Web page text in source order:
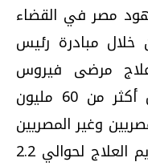
مصر في القضاء
مبادرة رئيس
مرضى فيروس
«سي» والتي أثمرت عن فحص أكثر من 60 مليون
من المصريين وغير المصريين
المقيمين على أرض مصر، وتقديم العلاج لحوالي 2.2